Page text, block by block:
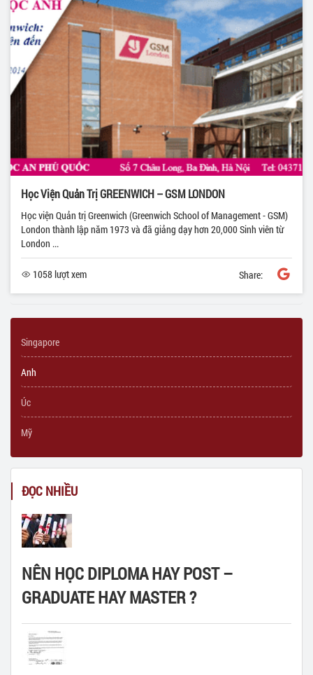
Học Viện Quản Trị GREENWICH – GSM LONDON
Học viện Quản trị Greenwich (Greenwich School of Management - GSM)
London thành lập năm 1973 và đã giảng dạy hơn 20,000 Sinh viên từ
London ...
1058 lượt xem Share:
Singapore
Anh
Úc
Mỹ
ĐỌC NHIỀU
NÊN HỌC DIPLOMA HAY POST –
GRADUATE HAY MASTER ?